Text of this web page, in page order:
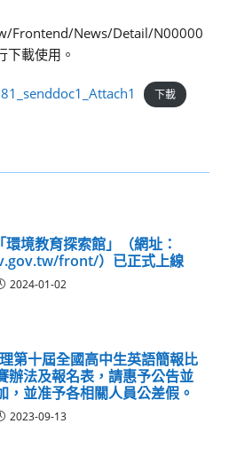
Frontend/News/Detail/N00000
載使用。
下載
境教育探索館」（網址：
front/）已正式上線
2024-01-02
第十屆全國高中生英語簡報比
辦法及報名表，請惠予公告並
，並准予各相關人員公差假。
2023-09-13